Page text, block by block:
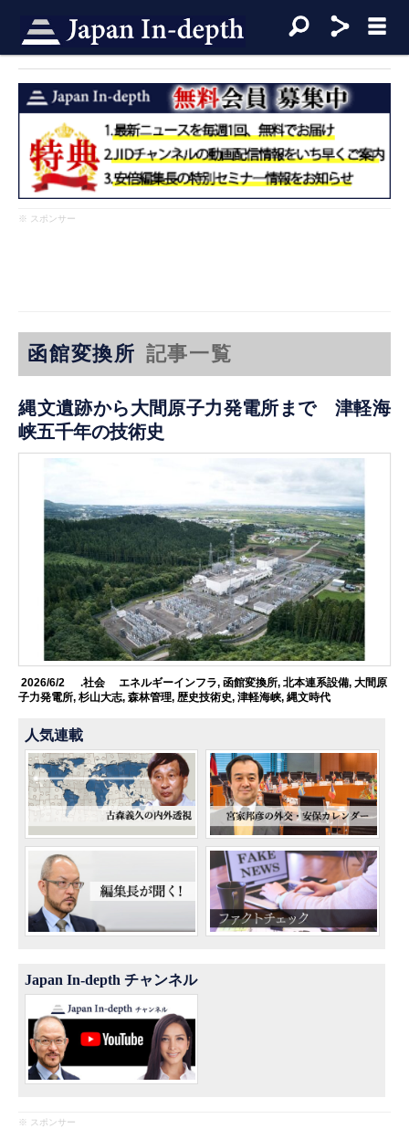
※ スポンサー
函館変換所 記事一覧
縄文遺跡から大間原子力発電所まで 津軽海
峡五千年の技術史
2026/6/2 .社会 エネルギーインフラ, 函館変換所, 北本連系設備, 大間原
子力発電所,杉山大志,森林管理,歴史技術史,津軽海峡,縄文時代
人気連載
Japan In-depth チャンネル
※ スポンサー